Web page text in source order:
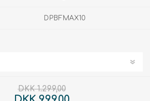
DPBFMAX10
DKK 1.299,00